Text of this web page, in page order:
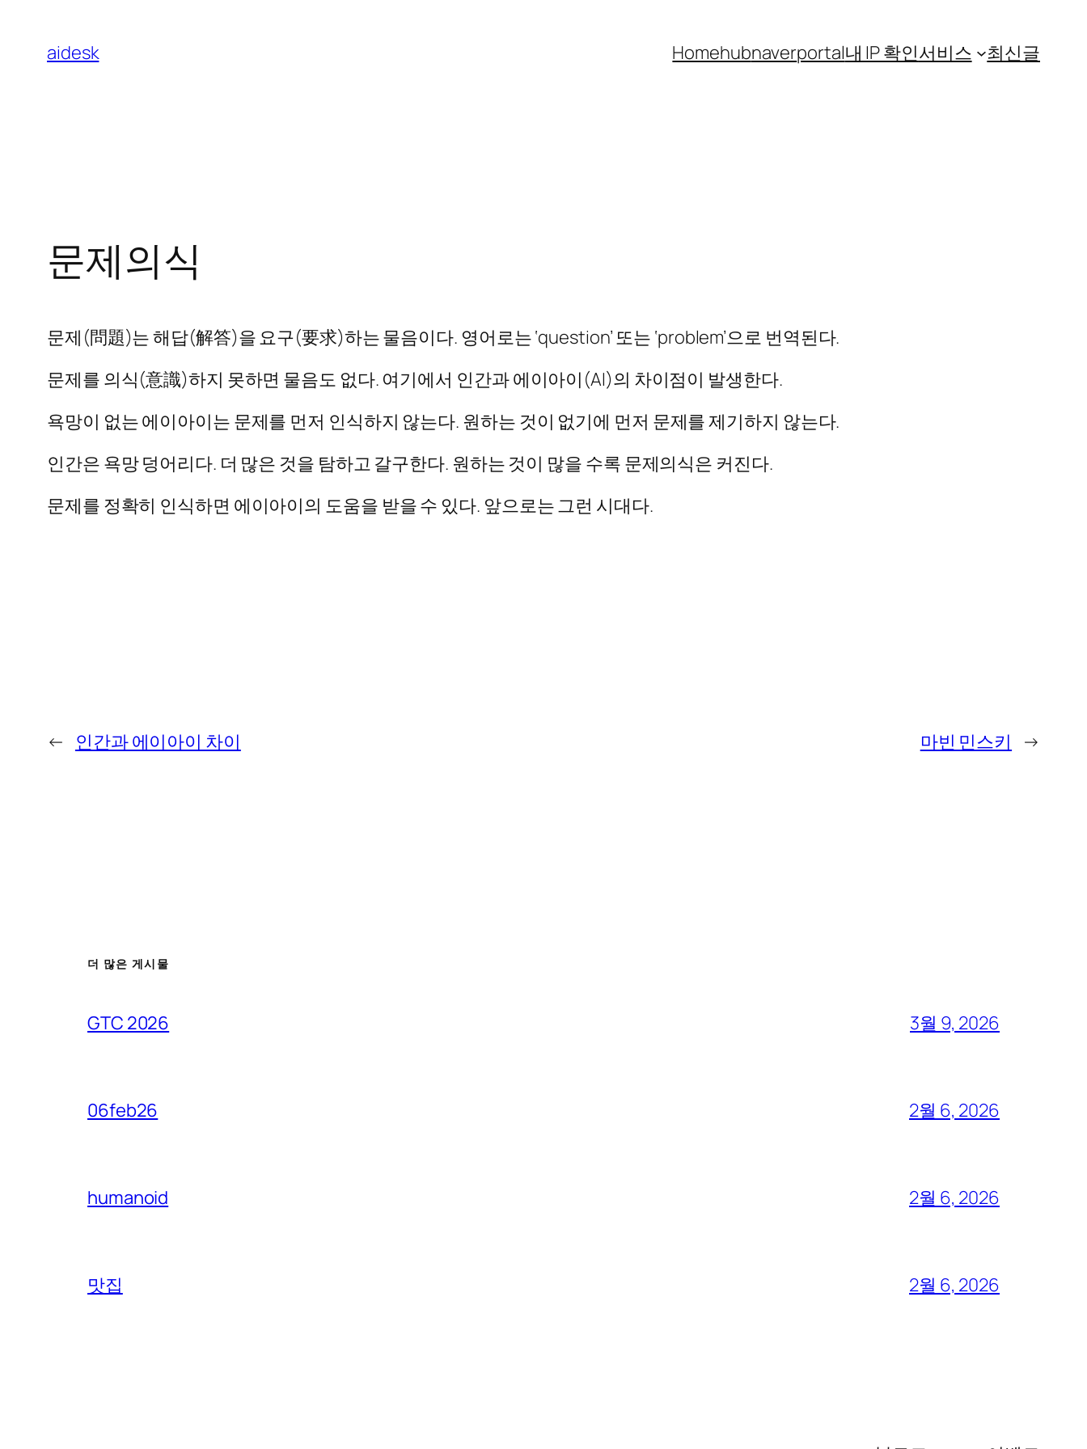
aidesk Homehubnaverportal내 IP 확인서비스 최신글
문제의식
문제(問題)는 해답(解答)을 요구(要求)하는 물음이다. 영어로는 ‘question’ 또는 ‘problem’으로 번역된다.
문제를 의식(意識)하지 못하면 물음도 없다. 여기에서 인간과 에이아이(AI)의 차이점이 발생한다.
욕망이 없는 에이아이는 문제를 먼저 인식하지 않는다. 원하는 것이 없기에 먼저 문제를 제기하지 않는다.
인간은 욕망 덩어리다. 더 많은 것을 탐하고 갈구한다. 원하는 것이 많을 수록 문제의식은 커진다.
문제를 정확히 인식하면 에이아이의 도움을 받을 수 있다. 앞으로는 그런 시대다.
← 인간과 에이아이 차이 마빈 민스키 →
더 많은 게시물
GTC 2026 3월 9, 2026
06feb26 2월 6, 2026
humanoid 2월 6, 2026
맛집 2월 6, 2026